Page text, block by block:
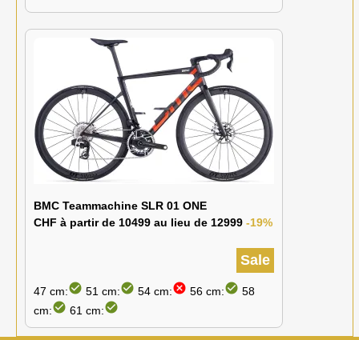
BMC Teammachine SLR 01 ONE
CHF à partir de 10499 au lieu de 12999 -19%
Sale
47 cm:check_circle 51 cm:check_circle 54 cm:cancel 56 cm:check_circle 58
cm:check_circle 61 cm:check_circle